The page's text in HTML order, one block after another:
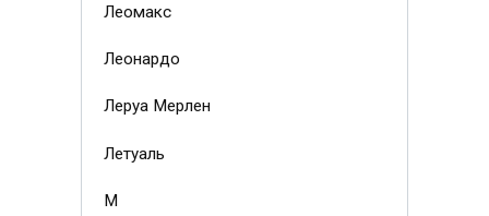
Леомакс
Леонардо
Леруа Мерлен
Летуаль
М